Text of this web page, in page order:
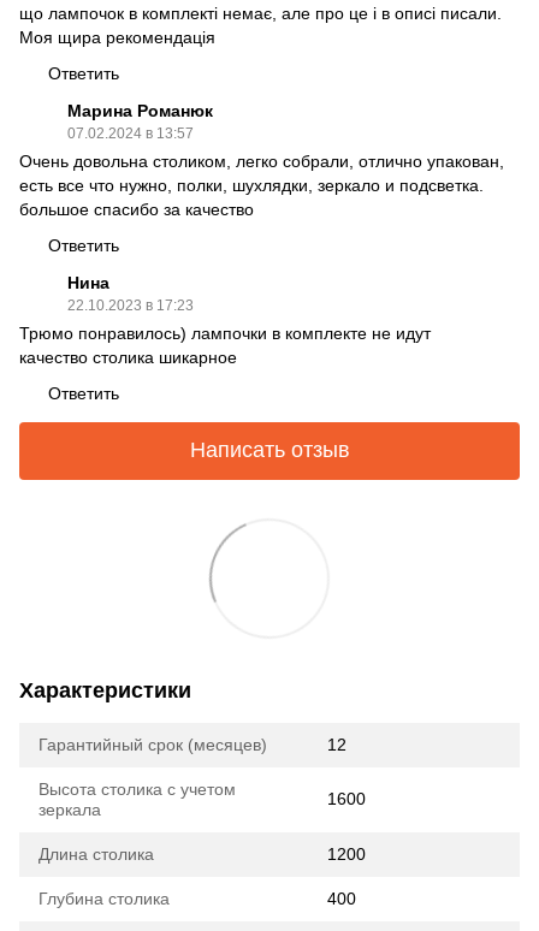
що лампочок в комплекті немає, але про це і в описі писали.
Моя щира рекомендація
Ответить
Марина Романюк
07.02.2024 в 13:57
Очень довольна столиком, легко собрали, отлично упакован,
есть все что нужно, полки, шухлядки, зеркало и подсветка.
большое спасибо за качество
Ответить
Нина
22.10.2023 в 17:23
Трюмо понравилось) лампочки в комплекте не идут
качество столика шикарное
Ответить
Написать отзыв
Характеристики
Гарантийный срок (месяцев) 12
Высота столика с учетом
зеркала
1600
Длина столика 1200
Глубина столика 400